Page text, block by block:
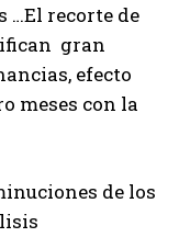
…El recorte de
gran
efecto
meses con la
de los